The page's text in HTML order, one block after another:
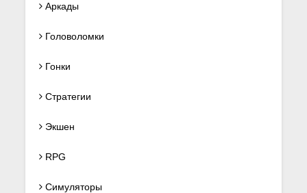
Аркады
Головоломки
Гонки
Стратегии
Экшен
RPG
Симуляторы